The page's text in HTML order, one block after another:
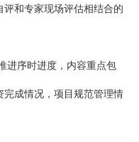
评和专家现场评估相结合的
进序时进度，内容重点包
成情况，项目规范管理情